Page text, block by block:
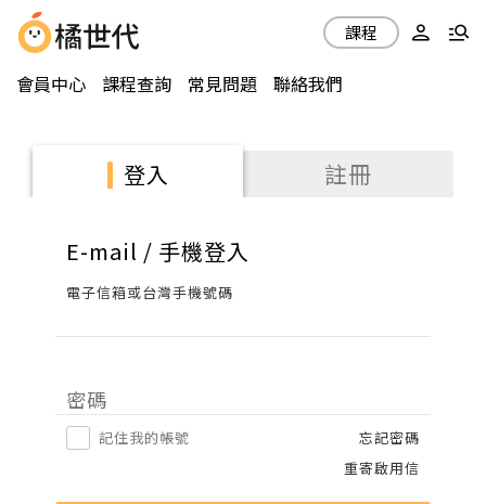
會員中心 課程查詢 常見問題 聯絡我們
課程
登入 註冊
E-mail / 手機登入
電子信箱或台灣手機號碼
密碼
記住我的帳號
忘記密碼
重寄啟用信